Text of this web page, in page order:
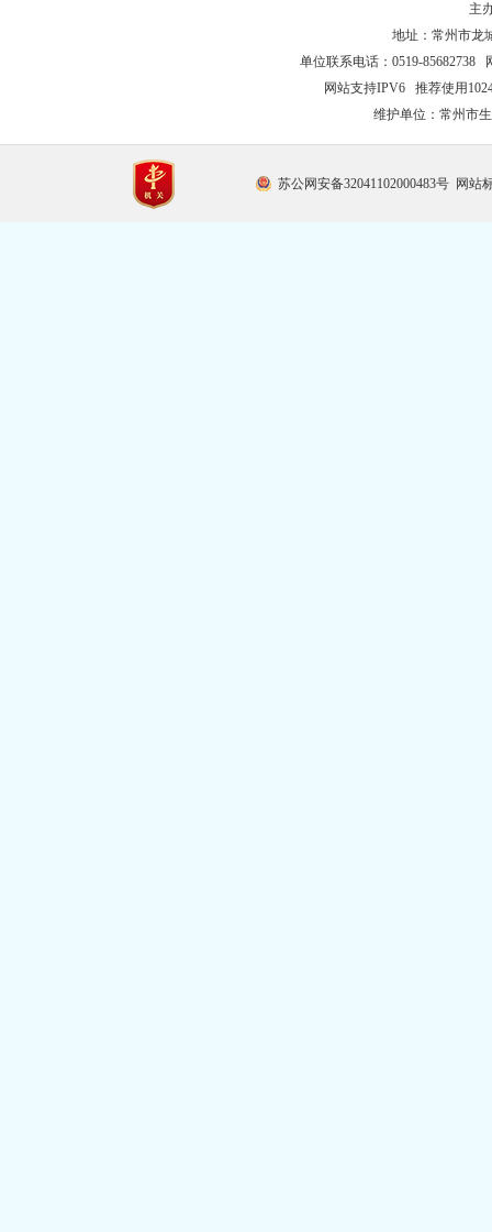
主
地址：常州市龙
单位联系电话：0519-85682738
网站支持IPV6 推荐使用
维护单位：常州市
苏公网安备32041102000483号 网站